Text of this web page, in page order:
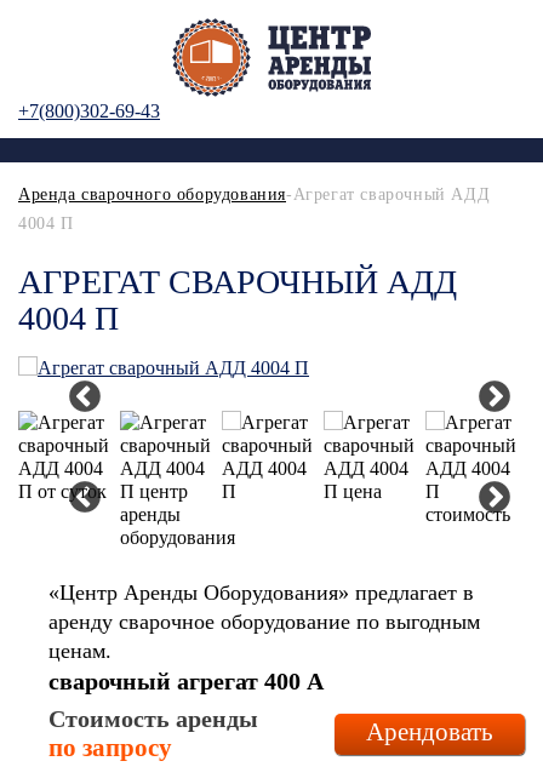
+7(800)302-69-43
Аренда сварочного оборудования-Агрегат сварочный АДД
4004 П
АГРЕГАТ СВАРОЧНЫЙ АДД
4004 П
«Центр Аренды Оборудования» предлагает в
аренду сварочное оборудование по выгодным
ценам.
сварочный агрегат 400 А
Стоимость аренды
по запросу
Арендовать